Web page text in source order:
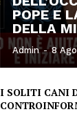
POPE E
DELLA
Admin - 8
I SOLITI CANI